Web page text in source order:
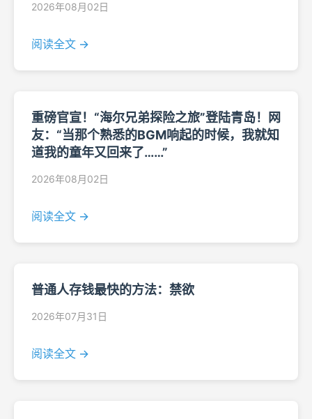
2026年08月02日
阅读全文 →
重磅官宣！“海尔兄弟探险之旅”登陆青岛！网
友：“当那个熟悉的BGM响起的时候，我就知
道我的童年又回来了……”
2026年08月02日
阅读全文 →
普通人存钱最快的方法：禁欲
2026年07月31日
阅读全文 →